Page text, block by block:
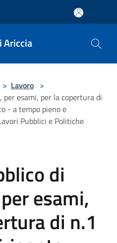
Ariccia
> Lavoro >
per esami, per la copertura di
- a tempo pieno e
Pubblici e Politiche
di
esami,
di n.1